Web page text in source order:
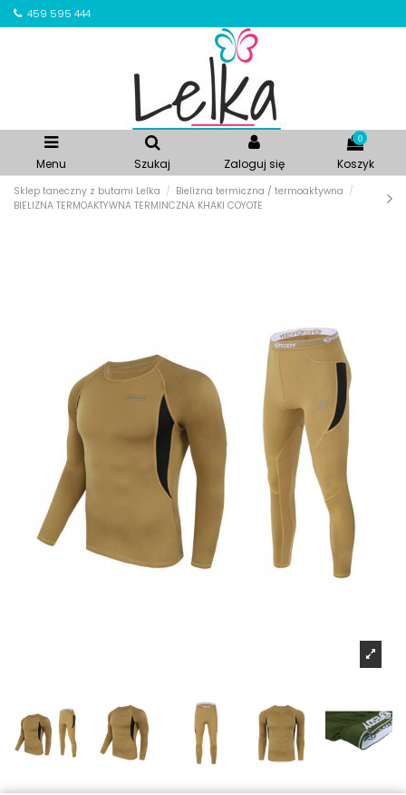
459 595 444
Menu Szukaj Zaloguj się
0
Koszyk
Sklep taneczny z butami Lelka
Bielizna termiczna / termoaktywna
BIELIZNA TERMOAKTYWNA TERMINCZNA KHAKI COYOTE